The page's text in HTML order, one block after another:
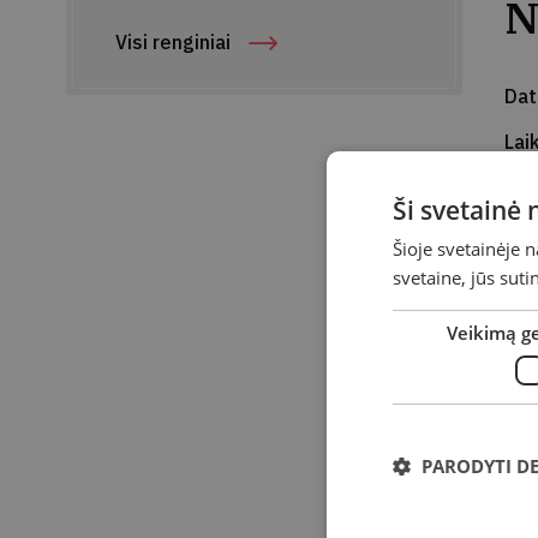
Visi renginiai
Ši svetainė
Šioje svetainėje
svetaine, jūs
Veikimą
PARODYTI